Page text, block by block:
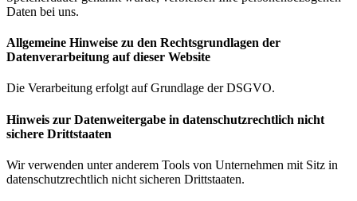
Daten bei uns.
Allgemeine Hinweise zu den Rechtsgrundlagen der
Datenverarbeitung auf dieser Website
Die Verarbeitung erfolgt auf Grundlage der DSGVO.
Hinweis zur Datenweitergabe in datenschutzrechtlich nicht
sichere Drittstaaten
Wir verwenden unter anderem Tools von Unternehmen mit Sitz in
datenschutzrechtlich nicht sicheren Drittstaaten.